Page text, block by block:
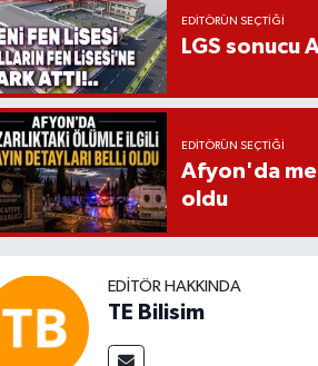
EDITÖRÜN SEÇTIĞI
LGS
EDITÖRÜN SEÇTIĞI
Afyon'da
oldu
EDITÖR HAKKINDA
TE Bilisim